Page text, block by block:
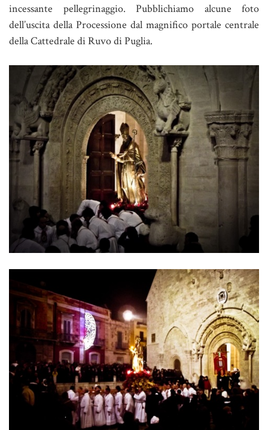
incessante pellegrinaggio. Pubblichiamo alcune foto
dell’uscita della Processione dal magnifico portale centrale
della Cattedrale di Ruvo di Puglia.